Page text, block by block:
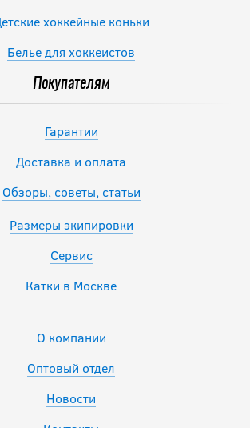
хоккейные коньки
Белье для хоккеистов
Покупателям
Гарантии
Доставка и оплата
Обзоры, советы, статьи
Размеры экипировки
Сервис
Катки в Москве
О компании
Оптовый отдел
Новости